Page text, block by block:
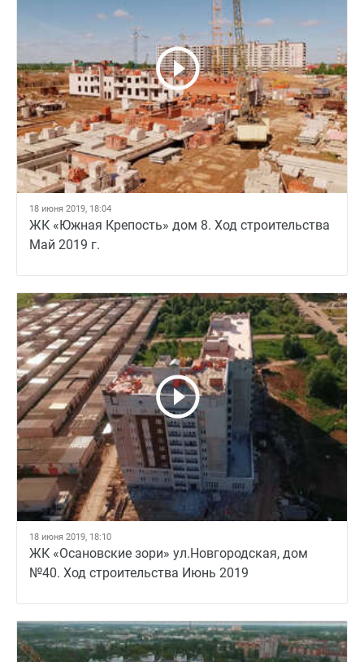
18 июня 2019, 18:04
ЖК «Южная Крепость» дом 8. Ход строительства
Май 2019 г.
18 июня 2019, 18:10
ЖК «Осановские зори» ул.Новгородская, дом
№40. Ход строительства Июнь 2019